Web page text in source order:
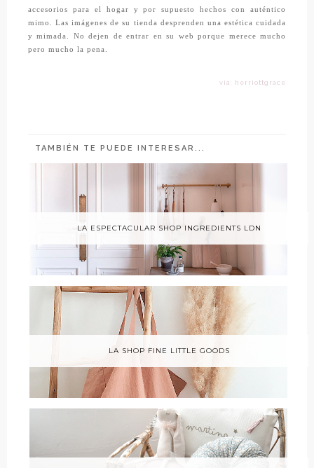
accesorios para el hogar y por supuesto hechos con auténtico
mimo. Las imágenes de su tienda desprenden una estética cuidada
y mimada. No dejen de entrar en su web porque merece mucho
pero mucho la pena.
vía: herriottgrace
TAMBIÉN TE PUEDE INTERESAR...
LA ESPECTACULAR SHOP INGREDIENTS LDN
LA SHOP FINE LITTLE GOODS